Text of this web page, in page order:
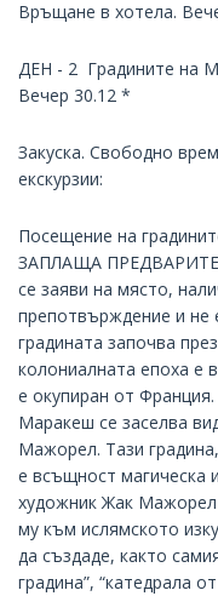
Връщане в хотела.
ДЕН - 2 Градините на
Вечер 30.12 *
Закуска. Свободно
екскурзии:
Посещение на
ЗАПЛАЩА
се заяви на място,
препотвърждение и не
градината започва
колониалната епоха е
е окупиран от
Маракеш се заселва
Мажорел. Тази
е всъщност магическа
художник Жак Мажорел
му към ислямското
да създаде, както
градина”, “катедрала